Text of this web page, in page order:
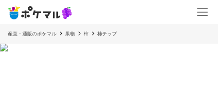
産直・通販のポケマル 果物 柿 柿チップ